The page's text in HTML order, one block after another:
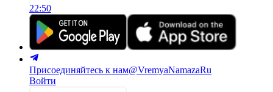
22:50
Присоединяйтесь к нам@VremyaNamazaRu
Войти